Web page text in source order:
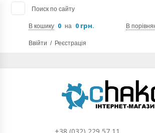
Поиск по сайту
В кошику 0 на 0 грн. В
Ввійти / Реєстрація